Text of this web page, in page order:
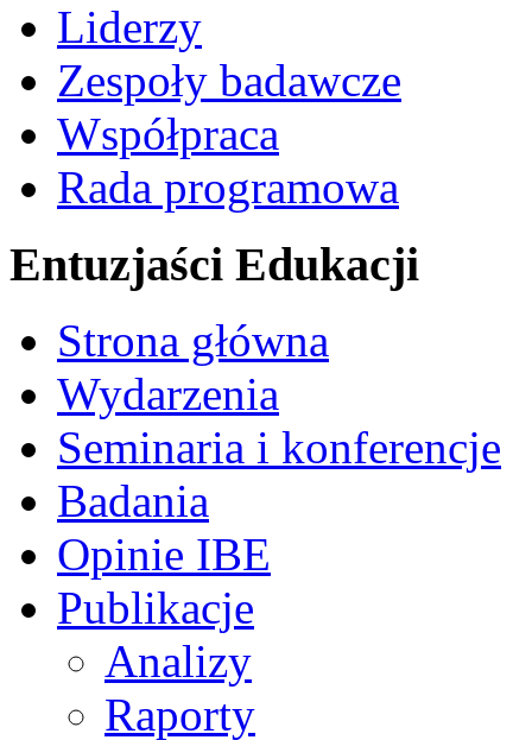
Liderzy
Zespoły badawcze
Współpraca
Rada programowa
Entuzjaści Edukacji
Strona główna
Wydarzenia
Seminaria i konferencje
Badania
Opinie IBE
Publikacje
Analizy
Raporty